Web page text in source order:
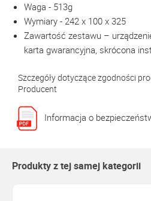
Waga - 513g
Wymiary - 242 x 100 x 325
Zawartość zestawu –
karta gwarancyjna, skrócona
Szczegóły dotyczące zgodności
Producent
Informacja o
Produkty z tej samej kategorii